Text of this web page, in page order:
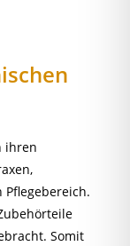
ihren
Somit